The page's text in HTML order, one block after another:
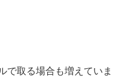
で取る場合も増えていま